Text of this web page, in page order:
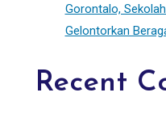
Gorontalo,
Gelontorkan
Recent